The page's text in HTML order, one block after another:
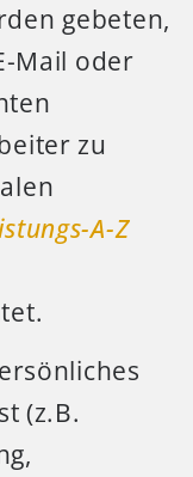
gebeten,
Mail oder
zu
A-Z
(z.B.